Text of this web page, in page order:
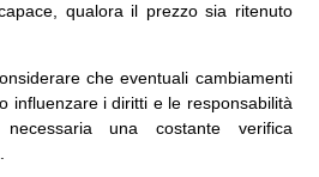
qualora il prezzo sia ritenuto
che eventuali cambiamenti
influenzare i diritti e le responsabilità
una costante verifica